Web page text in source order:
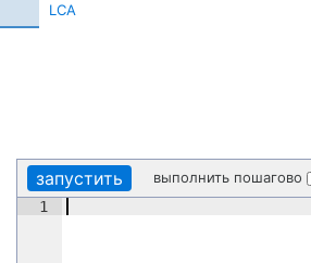
LCA
запустить
выполнить пошагово
1